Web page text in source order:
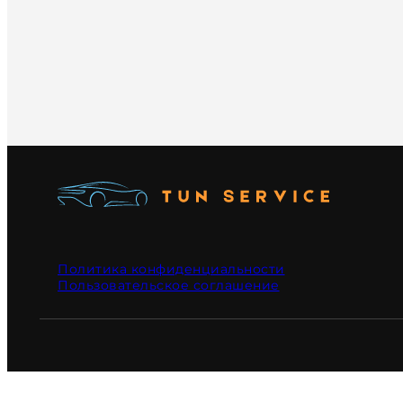
Политика конфиденциальности
Пользовательское соглашение